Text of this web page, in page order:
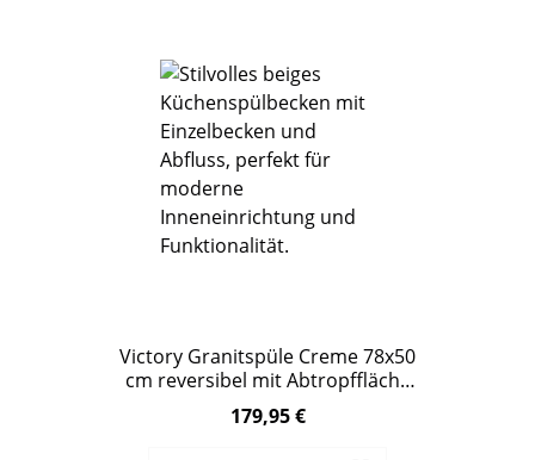
Victory Granitspüle Creme 78x50
cm reversibel mit Abtropffläche
& Excenterbedienung
Regulärer Preis:
179,95 €